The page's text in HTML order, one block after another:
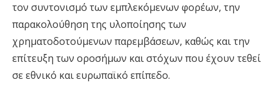
τον συντονισμό των εμπλεκόμενων φορέων, την
παρακολούθηση της υλοποίησης των
χρηματοδοτούμενων παρεμβάσεων, καθώς και την
επίτευξη των οροσήμων και στόχων που έχουν τεθεί
σε εθνικό και ευρωπαϊκό επίπεδο.